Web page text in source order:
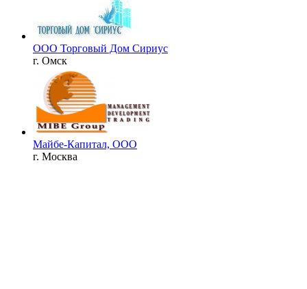
ООО Торговый Дом Сириус
г. Омск
Майбе-Капитал, ООО
г. Москва